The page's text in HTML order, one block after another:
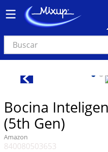
Buscar
Bocina
(5th Gen)
Amazon
840080503653
3.
audífonos
4.
madonna
5.
ariana grande